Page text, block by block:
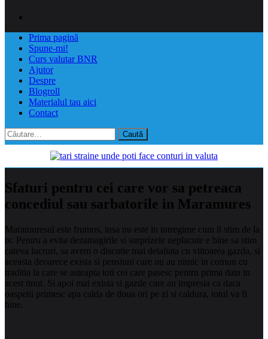
Prima pagină
Spune-mi!
Curs valutar BNR
Ajutor
Despre
Blogroll
Materialul tau aici
Contact
Caută
după:
Sfaturi pentru cei care vor sa petreaca
concediul sau sarbatorile in Maramures
Maramuresul este frumos, insa nu este in intregime cum il stim de la
tv. Pentru a evita dezamagirile si surprizele neplacute e bine sa stim
cateva lucruri, sa avem o discutie mai detaliata cu viitoarea gazda, si
aceasta deoarece exista si pensiuni care nu au nimic in comun cu
traditia la care se asteapta toti cei care pasesc pentru prima data in
acest tinut. Si apoi mai exista si gazde care au impresia ca daca
oaspetii primesc apa calda de doua ori pe zi si caldura, totul va fi
bine.